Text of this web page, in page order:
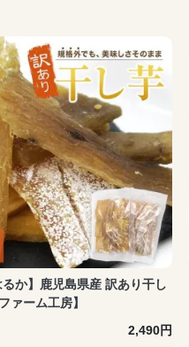
るか】鹿児島県産 訳あり干し
ァーム工房】
2,490円